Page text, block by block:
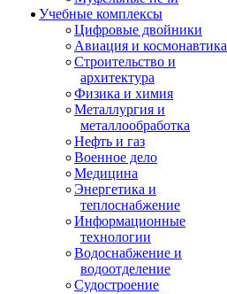
Учебные комплексы
Цифровые двойники
Авиация и космонавтика
Строительство и
архитектура
Физика и химия
Металлургия и
металлообработка
Нефть и газ
Военное дело
Медицина
Энергетика и
теплоснабжение
Информационные
технологии
Водоснабжение и
водоотделение
Судостроение